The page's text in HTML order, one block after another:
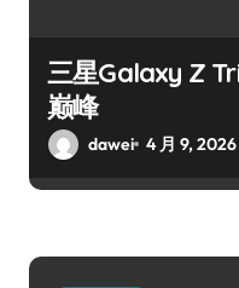
三星Galaxy Z
巅峰
dawei 4 月 9, 2026